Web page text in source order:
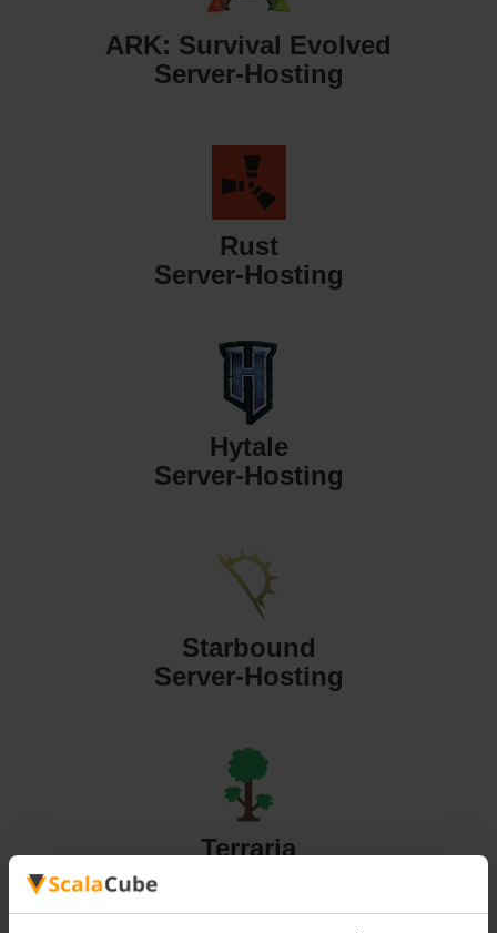
ARK: Survival Evolved
Server-Hosting
Rust
Server-Hosting
Hytale
Server-Hosting
Starbound
Server-Hosting
Terraria
Server-Hosting